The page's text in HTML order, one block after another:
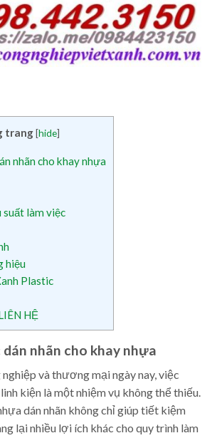
trang[hide]
nhãn cho khay nhựa
làm việc
hiệu
Plastic
HỆ
nhãn cho khay nhựa
và thương mại ngày nay, việc
kiện là một nhiệm vụ không thể thiếu.
dán nhãn không chỉ giúp tiết kiệm
lại nhiều lợi ích khác cho quy trình làm